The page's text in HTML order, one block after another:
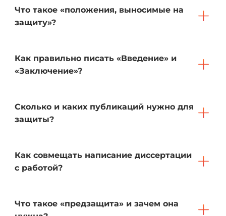
Что такое «положения, выносимые на
защиту»?
Как правильно писать «Введение» и
«Заключение»?
Сколько и каких публикаций нужно для
защиты?
Как совмещать написание диссертации
с работой?
Что такое «предзащита» и зачем она